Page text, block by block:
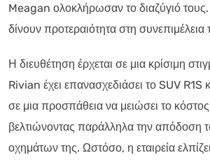
Meagan ολοκλήρωσαν το διαζύγιό
δίνουν προτεραιότητα στη
Η διευθέτηση έρχεται σε μια κρίσιμη
Rivian έχει επανασχεδιάσει το SUV R1S
σε μια προσπάθεια να μειώσει το
βελτιώνοντας παράλληλα την απόδοση
οχημάτων της. Ωστόσο, η εταιρεία